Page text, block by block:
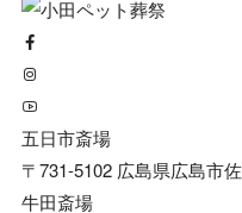
五日市斎場
〒731-5102 広島県広島市
牛田斎場